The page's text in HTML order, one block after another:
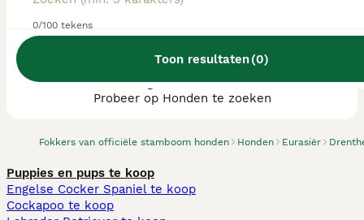
0/100 tekens
Toon resultaten(0)
Fokkers van officiële stamboom honden Honden Eurasiër
We hebben 0 Eurasiër fokkers, Tynaarlo
gevonden.
Probeer op Honden te zoeken
Puppies en pups te koop
Engelse Cocker Spaniel te koop
Cockapoo te koop